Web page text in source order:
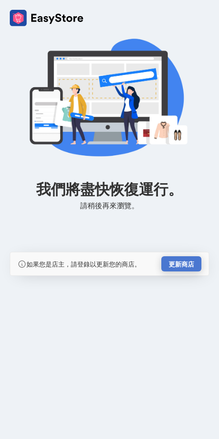
我們將盡快恢復運行。
請稍後再來瀏覽。
如果您是店主，請登錄以更新您的商店。 更新商店